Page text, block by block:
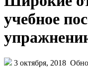
учебное
3 октября, 2018